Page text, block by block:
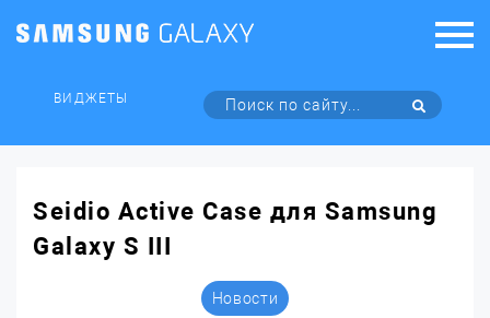
ВИДЖЕТЫ
Seidio Active Case для Samsung
Galaxy S III
Новости